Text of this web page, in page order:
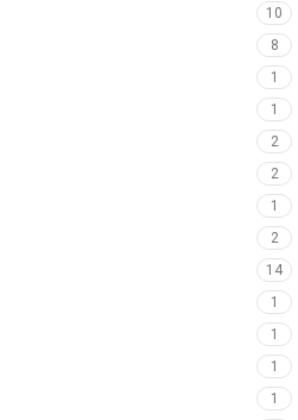
10
8
1
1
2
2
1
2
14
1
1
1
1